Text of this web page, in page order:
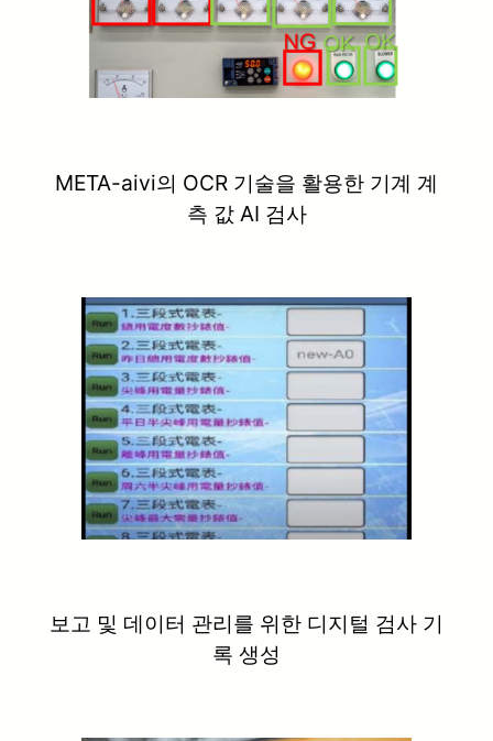
META-aivi의 OCR 기술을 활용한 기계 계
측 값 AI 검사
보고 및 데이터 관리를 위한 디지털 검사 기
록 생성